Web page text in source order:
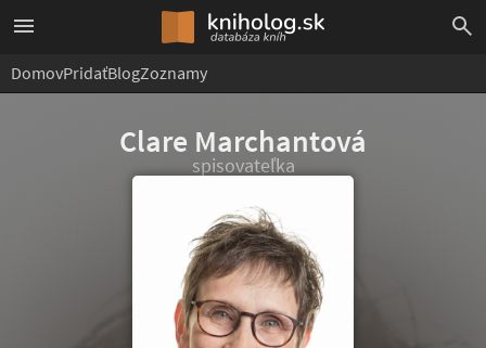
DomovPridaťBlogZoznamy
Clare Marchantová
spisovateľka